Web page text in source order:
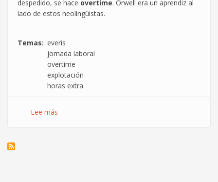
despedido, se hace overtime. Orwell era un aprendiz al
lado de estos neolingüistas.
Temas
everis
jornada laboral
overtime
explotación
horas extra
Lee más